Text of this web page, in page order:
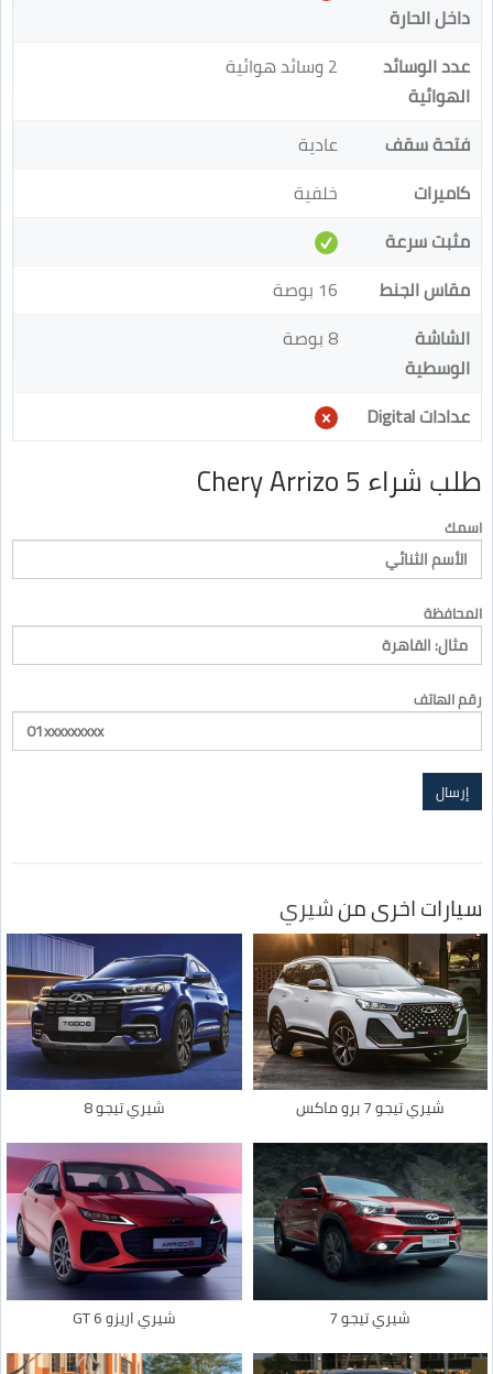
داخل الحارة
عدد الوسائد
الهوائية
2 وسائد هوائية
فتحة سقف
عادية
كاميرات
خلفية
مثبت سرعة
مقاس الجنط
16 بوصة
الشاشة
الوسطية
8 بوصة
عدادات Digital
طلب شراء Chery Arrizo 5
اسمك
المحافظة
رقم الهاتف
سيارات اخرى منشيري
شيري تيجو 7 برو ماكس شيري تيجو 8
شيري تيجو 7 شيري اريزو 6 GT